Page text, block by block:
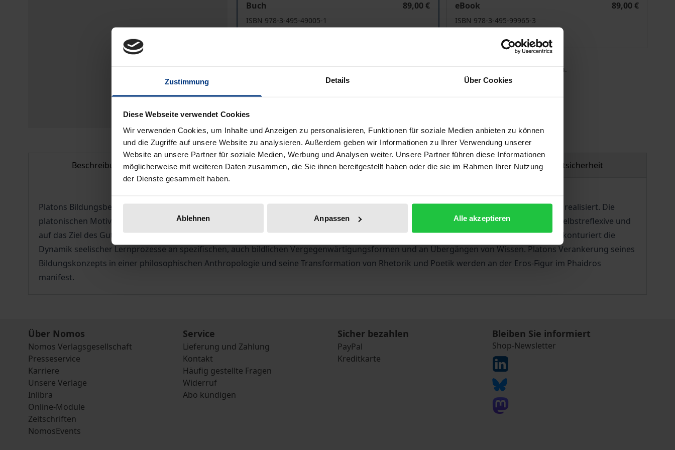
Zustimmung Details Über Cookies
Diese Webseite verwendet Cookies
Wir verwenden Cookies, um Inhalte und Anzeigen zu personalisieren, Funktionen für soziale Medien anbieten zu können
und die Zugriffe auf unsere Website zu analysieren. Außerdem geben wir Informationen zu Ihrer Verwendung unserer
Website an unsere Partner für soziale Medien, Werbung und Analysen weiter. Unsere Partner führen diese Informationen
möglicherweise mit weiteren Daten zusammen, die Sie ihnen bereitgestellt haben oder die sie im Rahmen Ihrer Nutzung
der Dienste gesammelt haben.
Ablehnen Anpassen Alle akzeptieren
Buch
89,00 €
ISBN 978-3-495-49005-1
eBook
89,00 €
ISBN 978-3-495-99965-3
Preisangaben inkl. MwSt. Abhängig von der Lieferadresse kann die MwSt. an der Kasse variieren.
In den Warenkorb
Hinweise zu Versandkosten
Beschreibung Bibliografische Angaben Zusatzmaterial Produktsicherheit
Platons Bildungsbegriff wirft die Frage auf, unter welchen Voraussetzungen sich die epistemische Suche tatsächlich als seelischer Wandel realisiert. Die
platonischen Motive der Selbstsorge und des guten Lebens, der Seelentherapie und Scham führen, wie die Untersuchung zeigt, auf eine selbstreflexive und
auf das Ziel des Guten hin ausgerichtete Erkenntnisbewegung, die vermittelnd und heilend auf das Seele-Leib-Verhältnis wirkt. Die Studie konturiert die
Dynamik seelischer Lernprozesse an spezifischen, auch bildlichen Vergegenwärtigungsformen und an Übergängen von Wissen. Platons Verankerung seines
Bildungskonzepts in einer philosophischen Anthropologie und seine Transformation von Rhetorik und Poetik werden an der Eros-Figur im Phaidros
manifest.
Über Nomos
Nomos Verlagsgesellschaft
Presseservice
Karriere
Unsere Verlage
Inlibra
Online-Module
Zeitschriften
NomosEvents
Service
Lieferung und Zahlung
Kontakt
Häufig gestellte Fragen
Widerruf
Abo kündigen
Sicher bezahlen
PayPal
Kreditkarte
Bleiben Sie informiert
Shop-Newsletter